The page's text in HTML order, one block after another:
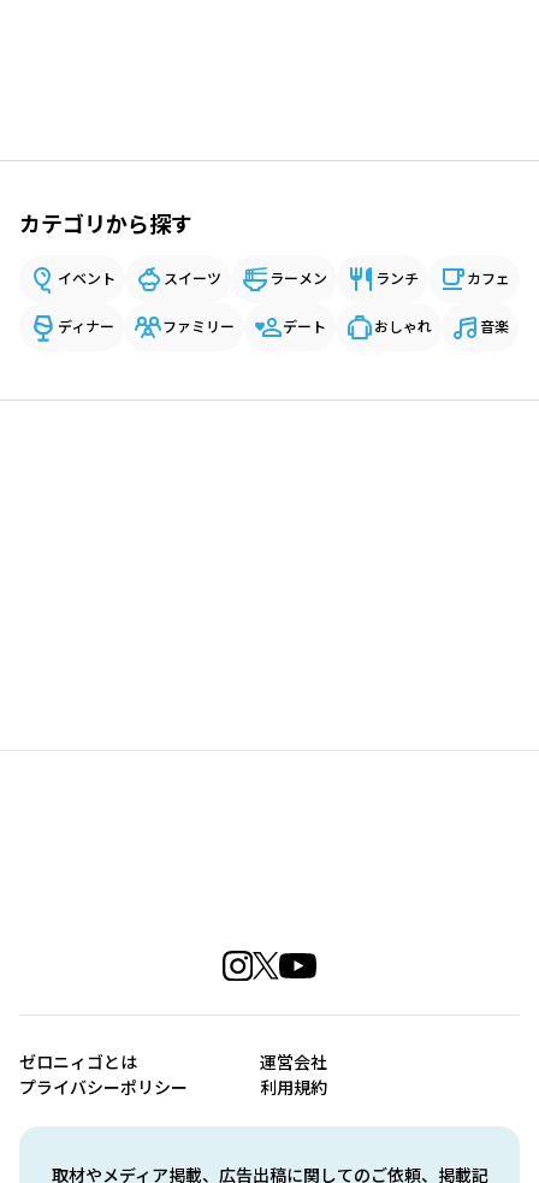
カテゴリから探す
イベント スイーツ ラーメン ランチ カフェ
ディナー ファミリー デート おしゃれ 音楽
取材やメディア掲載、広告出稿に関してのご依頼、掲載記
ゼロニィゴとは
運営会社
プライバシーポリシー
利用規約